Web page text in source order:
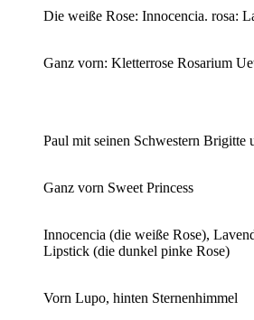
Die weiße Rose: Innocencia. rosa:
Ganz vorn: Kletterrose Rosarium
Paul mit seinen Schwestern Brigitte
Ganz vorn Sweet Princess
Innocencia (die weiße Rose),
Lipstick (die dunkel pinke Rose)
Vorn Lupo, hinten Sternenhimmel